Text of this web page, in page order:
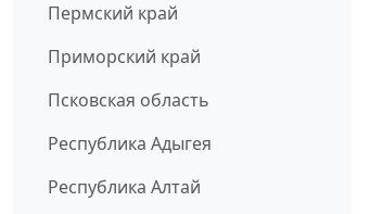
Пермский край
Приморский край
Псковская область
Республика Адыгея
Республика Алтай